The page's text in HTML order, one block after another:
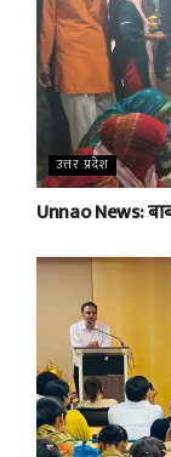
उत्तर प्रदेश
Unnao News: